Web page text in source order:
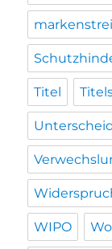
Titel
WIPO